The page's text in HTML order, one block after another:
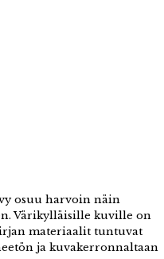
osuu harvoin näin
Värikylläisille kuville on
materiaalit tuntuvat
ja kuvakerronnaltaan